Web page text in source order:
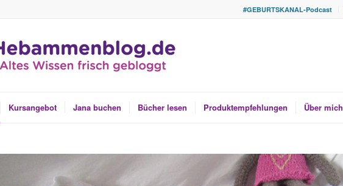
#GEBURTSKANAL-Podcast
Kursangebot Jana buchen Bücher lesen Produktempfehlungen Über mich